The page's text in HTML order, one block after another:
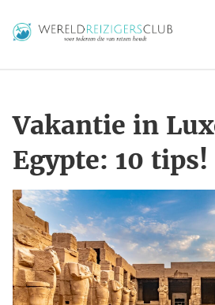
Vakantie in
Egypte: 10 tips!